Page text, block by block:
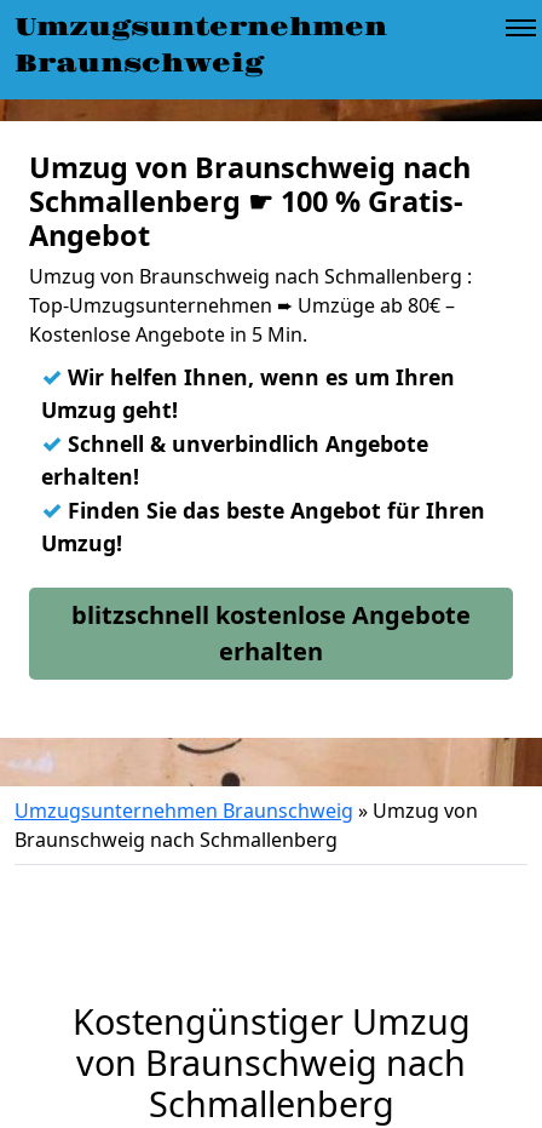
Umzugsunternehmen
Braunschweig
Umzug von Braunschweig nach
Schmallenberg ☛ 100 % Gratis-
Angebot
Umzug von Braunschweig nach Schmallenberg :
Top-Umzugsunternehmen ➨ Umzüge ab 80€ –
Kostenlose Angebote in 5 Min.
✓ Wir helfen Ihnen, wenn es um Ihren
Umzug geht!
✓ Schnell & unverbindlich Angebote
erhalten!
✓ Finden Sie das beste Angebot für Ihren
Umzug!
blitzschnell kostenlose Angebote
erhalten
Umzugsunternehmen Braunschweig » Umzug von
Braunschweig nach Schmallenberg
Kostengünstiger Umzug
von Braunschweig nach
Schmallenberg